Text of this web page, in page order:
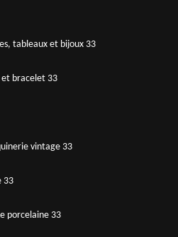
tableaux et bijoux 33
bracelet 33
vintage 33
33
porcelaine 33